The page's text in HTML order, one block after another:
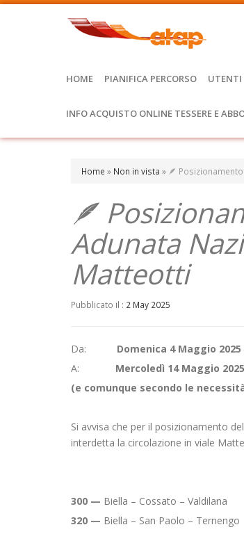
HOME PIANIFICA PERCORSO UTENTI
INFO ACQUISTO ONLINE TESSERE E
Home » Non in vista » 🪶
🪶
Adunata
Matteotti
Pubblicato il : 2 May 2025
Da: Domenica 4 Maggio
A:
Mercoledì 14 Maggio 2025
(e comunque secondo le
Si avvisa che per il posizionamento
interdetta la circolazione in viale
300 — Biella – Cossato – Valdilana
320 — Biella – San Paolo – Ternengo